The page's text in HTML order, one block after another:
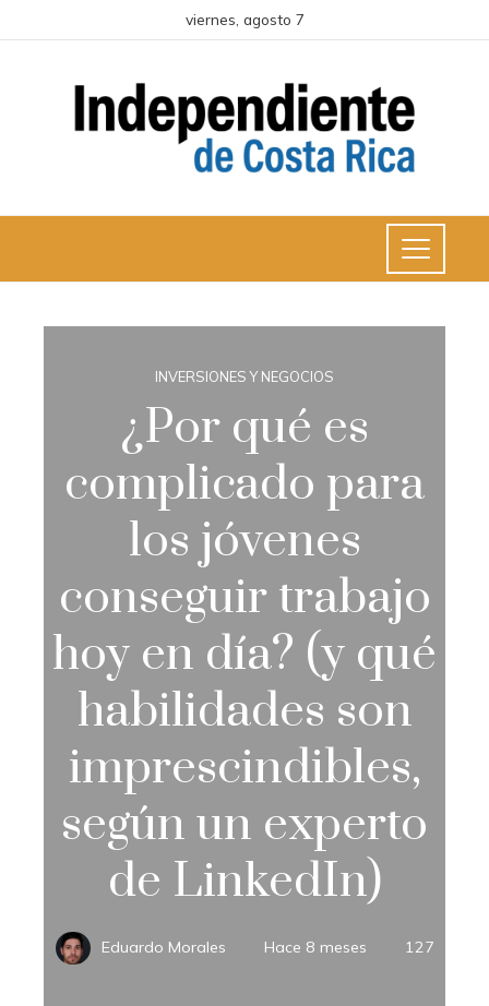
viernes, agosto 7
INVERSIONES Y NEGOCIOS
¿Por qué es
complicado para
los jóvenes
conseguir trabajo
hoy en día? (y qué
habilidades son
imprescindibles,
según un experto
de LinkedIn)
Eduardo Morales Hace 8 meses 127